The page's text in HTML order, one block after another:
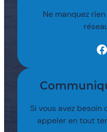
Ne manquez
Facebook
Si vous avez besoin
appeler en tout